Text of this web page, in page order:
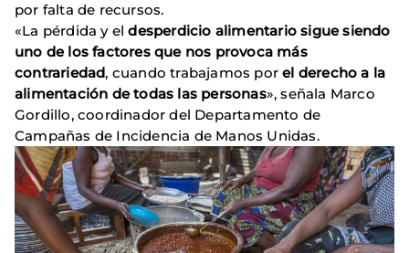
por falta de recursos.
«La pérdida y eldesperdicio alimentario sigue siendo
uno de los factores que nos provoca más
contrariedad, cuando trabajamos porel derecho a la
alimentación de todas las personas», señala Marco
Gordillo, coordinador del Departamento de
Campañas de Incidencia de Manos Unidas.